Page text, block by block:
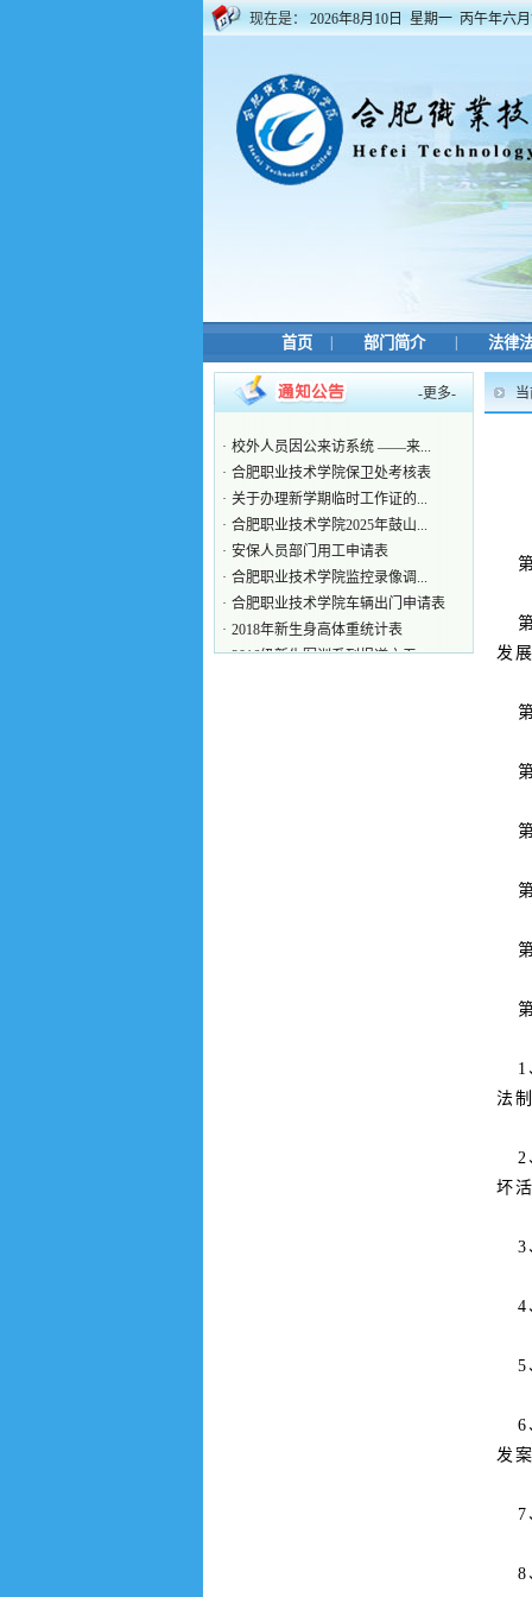
现在是： 2026年8月10日 星期一 丙午年六
首页 部门简介 法律
-更多-
校外人员因公来访系统 ——来...
合肥职业技术学院保卫处考核表
关于办理新学期临时工作证的...
2016级新生军训系列报道之五
· 2016级新生军训系列报道之三
· 校外人员因公来访系统 ——来...
合肥职业技术学院保卫处考核表
关于办理新学期临时工作证的...
合肥职业技术学院2025年鼓山...
安保人员部门用工申请表
合肥职业技术学院监控录像调...
合肥职业技术学院车辆出门申请表
2018年新生身高体重统计表
2016级新生军训系列报道之五
2016级新生军训系列报道之三
当
第
第
发
第
第
第
第
第
第
1
法
2
坏
3
4
5
6
发
7
8